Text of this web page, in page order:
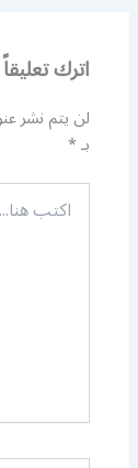
اترك تعليقاً
لن يتم نشر
بـ*
اكتب
هنا...